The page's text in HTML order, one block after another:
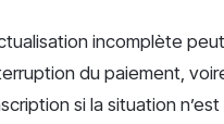
incomplète peut
du paiement,
si la situation n’est